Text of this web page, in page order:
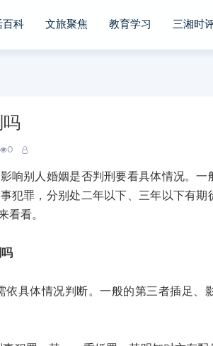
百科 文旅聚焦 教育学习 三湘时
0
别人婚姻是否判刑要看具体情况。一
犯罪，分别处二年以下、三年以下有
看看。
体情况判断。一般的第三者插足、